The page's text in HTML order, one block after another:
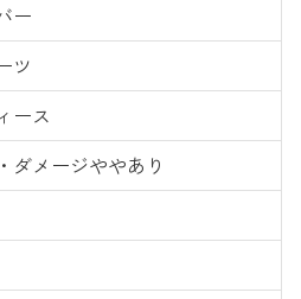
ー
ツ
ース
ダメージややあり